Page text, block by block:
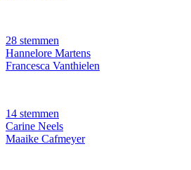
28 stemmen
Hannelore Martens
Francesca Vanthielen
14 stemmen
Carine Neels
Maaike Cafmeyer